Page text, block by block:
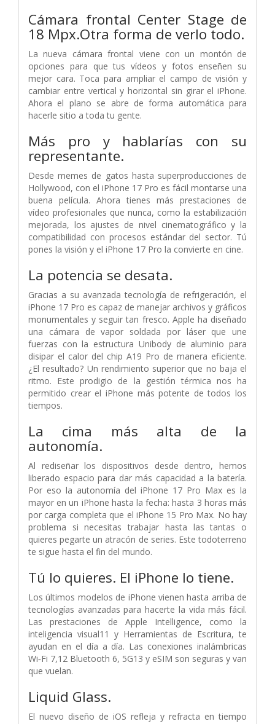
Cámara frontal Center Stage de
18 Mpx.Otra forma de verlo todo.
La nueva cámara frontal viene con un montón de
opciones para que tus vídeos y fotos enseñen su
mejor cara. Toca para ampliar el campo de visión y
cambiar entre vertical y horizontal sin girar el iPhone.
Ahora el plano se abre de forma automática para
hacerle sitio a toda tu gente.
Más pro y hablarías con su
representante.
Desde memes de gatos hasta superproducciones de
Hollywood, con el iPhone 17 Pro es fácil montarse una
buena película. Ahora tienes más prestaciones de
vídeo profesionales que nunca, como la estabilización
mejorada, los ajustes de nivel cinematográfico y la
compatibilidad con procesos estándar del sector. Tú
pones la visión y el iPhone 17 Pro la convierte en cine.
La potencia se desata.
Gracias a su avanzada tecnología de refrigeración, el
iPhone 17 Pro es capaz de manejar archivos y gráficos
monumentales y seguir tan fresco. Apple ha diseñado
una cámara de vapor soldada por láser que une
fuerzas con la estructura Unibody de aluminio para
disipar el calor del chip A19 Pro de manera eficiente.
¿El resultado? Un rendimiento superior que no baja el
ritmo. Este prodigio de la gestión térmica nos ha
permitido crear el iPhone más potente de todos los
tiempos.
La cima más alta de la
autonomía.
Al rediseñar los dispositivos desde dentro, hemos
liberado espacio para dar más capacidad a la batería.
Por eso la autonomía del iPhone 17 Pro Max es la
mayor en un iPhone hasta la fecha: hasta 3 horas más
por carga completa que el iPhone 15 Pro Max. No hay
problema si necesitas trabajar hasta las tantas o
quieres pegarte un atracón de series. Este todoterreno
te sigue hasta el fin del mundo.
Tú lo quieres. El iPhone lo tiene.
Los últimos modelos de iPhone vienen hasta arriba de
tecnologías avanzadas para hacerte la vida más fácil.
Las prestaciones de Apple Intelligence, como la
inteligencia visual11 y Herramientas de Escritura, te
ayudan en el día a día. Las conexiones inalámbricas
Wi‑Fi 7,12 Bluetooth 6, 5G13 y eSIM son seguras y van
que vuelan.
Liquid Glass.
El nuevo diseño de iOS refleja y refracta en tiempo